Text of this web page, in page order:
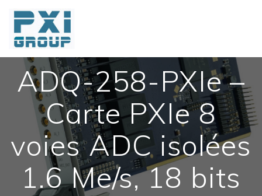
ADQ-258-PXIe –
Carte PXIe 8
voies ADC isolées
1.6 Me/s, 18 bits